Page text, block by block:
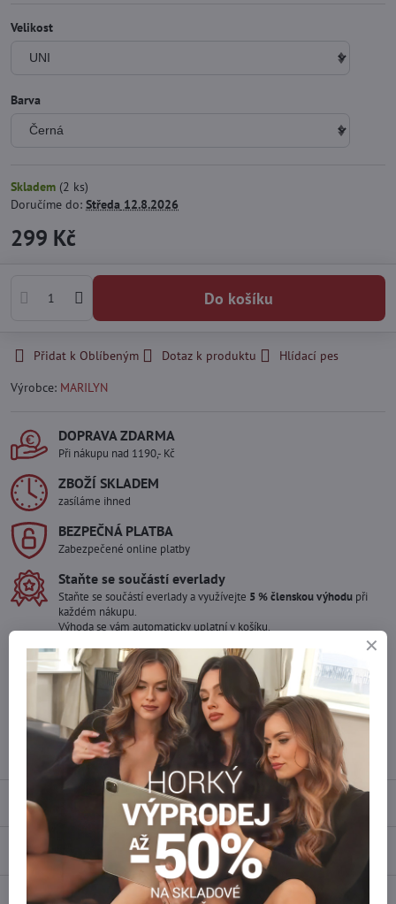
Velikost
Barva
Skladem (2 ks)
Doručíme do: Středa 12.8.2026
299 Kč
Do košíku
Přidat k Oblíbeným Dotaz k produktu
Hlídací pes
Výrobce: MARILYN
DOPRAVA ZDARMA
Při nákupu nad 1190,- Kč
ZBOŽÍ SKLADEM
zasíláme ihned
BEZPEČNÁ PLATBA
Zabezpečené online platby
Staňte se součástí everlady
Staňte se součástí everlady a využívejte 5 % členskou výhodu při
každém nákupu.
Výhoda se vám automaticky uplatní v košíku.
Máte zájem o více kusů ?
Kontaktujte nás na mail, zboží pro Vás doskladníme!
info​@everlady​.eu
Popis
Recenze
Diskuse